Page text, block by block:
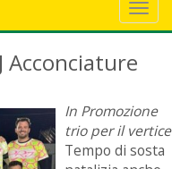
Acconciature
In Promozione
trio per il vertice
Tempo di sosta